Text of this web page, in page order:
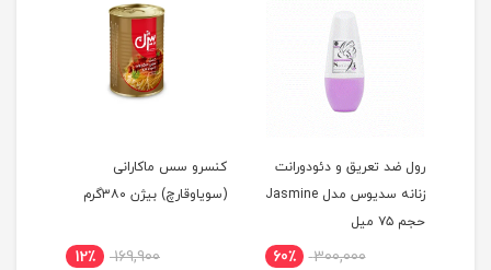
رول ضد تعریق و دئودورانت
زنانه سدیوس مدل Jasmine
حجم ۷۵ میل
300,000 60٪
کنسرو سس ماکارانی
(سویا‌و‌قارچ) بیژن ۳۸۰گرم
169,900 12٪